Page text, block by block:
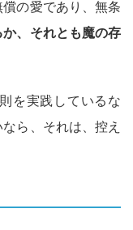
の愛であり、無条
、それとも魔の存
を実践しているな
ら、それは、控え